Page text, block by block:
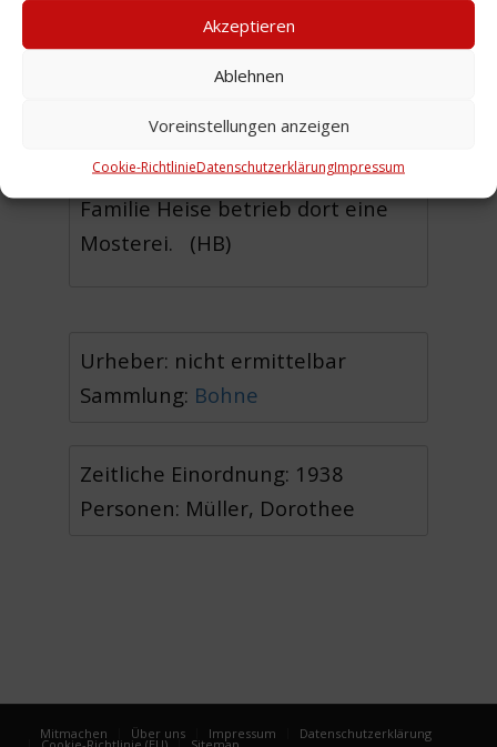
Akzeptieren
Ablehnen
Voreinstellungen anzeigen
Cookie-RichtlinieDatenschutzerklärungImpressum
Die Schwestern Dorothee
und Sophie Heise, geb. Stender,
im Obstgarten in Westerfeld.
Familie Heise betrieb dort eine
Mosterei. (HB)
Urheber: nicht ermittelbar
Sammlung: Bohne
Zeitliche Einordnung: 1938
Personen: Müller, Dorothee
Mitmachen Über uns Impressum Datenschutzerklärung